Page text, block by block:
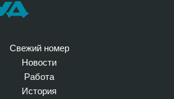
Свежий номер
Новости
Работа
История